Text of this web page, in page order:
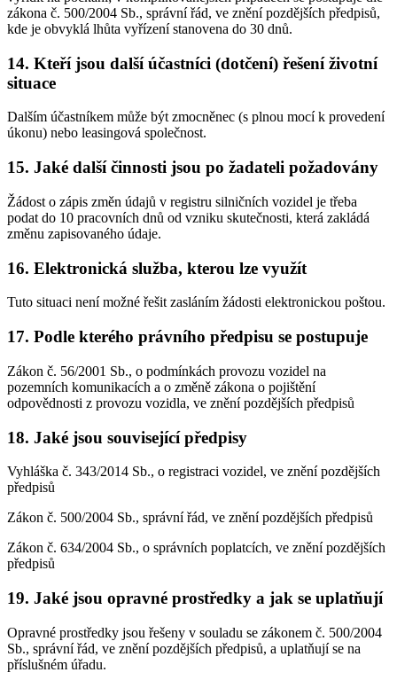
zákona č. 500/2004 Sb., správní řád, ve znění pozdějších předpisů,
kde je obvyklá lhůta vyřízení stanovena do 30 dnů.
14. Kteří jsou další účastníci (dotčení) řešení životní
situace
Dalším účastníkem může být zmocněnec (s plnou mocí k provedení
úkonu) nebo leasingová společnost.
15. Jaké další činnosti jsou po žadateli požadovány
Žádost o zápis změn údajů v registru silničních vozidel je třeba
podat do 10 pracovních dnů od vzniku skutečnosti, která zakládá
změnu zapisovaného údaje.
16. Elektronická služba, kterou lze využít
Tuto situaci není možné řešit zasláním žádosti elektronickou poštou.
17. Podle kterého právního předpisu se postupuje
Zákon č. 56/2001 Sb., o podmínkách provozu vozidel na
pozemních komunikacích a o změně zákona o pojištění
odpovědnosti z provozu vozidla, ve znění pozdějších předpisů
18. Jaké jsou související předpisy
Vyhláška č. 343/2014 Sb., o registraci vozidel, ve znění pozdějších
předpisů
Zákon č. 500/2004 Sb., správní řád, ve znění pozdějších předpisů
Zákon č. 634/2004 Sb., o správních poplatcích, ve znění pozdějších
předpisů
19. Jaké jsou opravné prostředky a jak se uplatňují
Opravné prostředky jsou řešeny v souladu se zákonem č. 500/2004
Sb., správní řád, ve znění pozdějších předpisů, a uplatňují se na
příslušném úřadu.